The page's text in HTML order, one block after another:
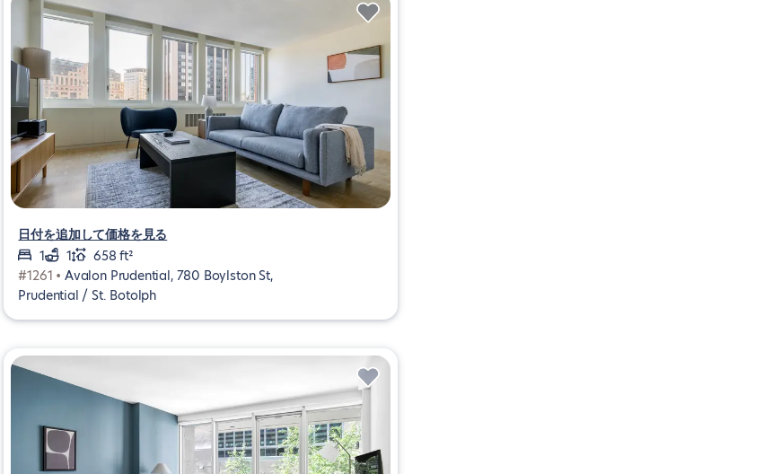
日付を追加して価格を見る
1
1
658 ft²
#1261 • Avalon Prudential, 780 Boylston St,
Prudential / St. Botolph